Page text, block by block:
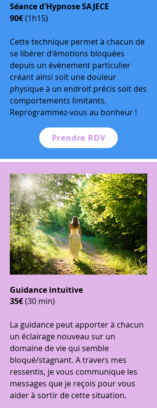
Séance d'Hypnose SAJECE
90€(1h15)
Cette technique permet à chacun de
se libérer d'émotions bloquées
depuis un événement particulier
créant ainsi soit une douleur
physique à un endroit précis soit des
comportements limitants.
Reprogrammez-vous au bonheur !
Prendre RDV
Guidance intuitive
35€(30 min)
La guidance peut apporter à chacun
un éclairage nouveau sur un
domaine de vie qui semble
bloqué/stagnant. A travers mes
ressentis, je vous communique les
messages que je reçois pour vous
aider à sortir de cette situation.